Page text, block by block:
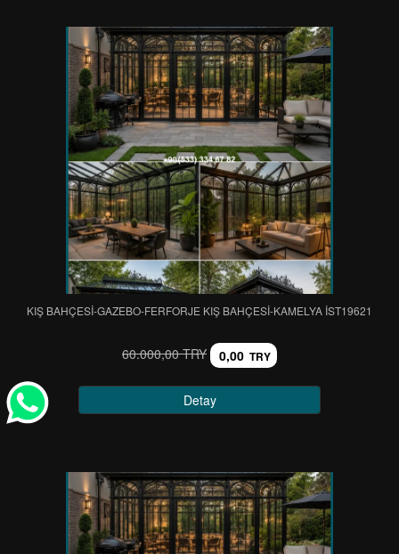
KIŞ BAHÇESİ-GAZEBO-FERFORJE KIŞ BAHÇESİ-KAMELYA IST19621
60.000,00 TRY 0,00 TRY
Detay